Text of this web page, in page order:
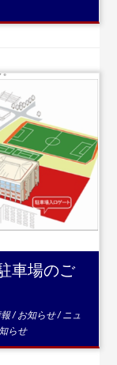
車場のご
報/お知らせ/ニュ
らせ